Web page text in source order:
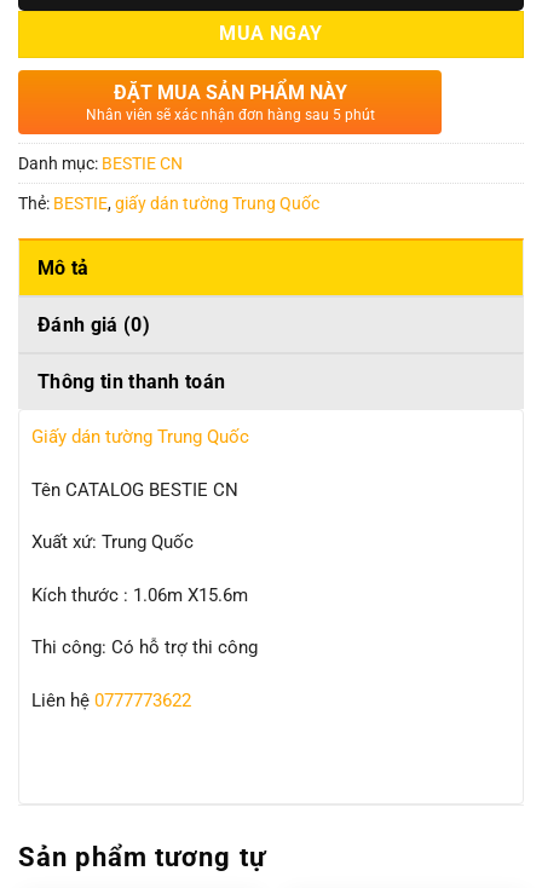
MUA NGAY
ĐẶT MUA SẢN PHẨM NÀY
Nhân viên sẽ xác nhận đơn hàng sau 5 phút
Danh mục: BESTIE CN
Thẻ: BESTIE,giấy dán tường Trung Quốc
Mô tả
Đánh giá (0)
Thông tin thanh toán
Giấy dán tường Trung Quốc
Tên CATALOG BESTIE CN
Xuất xứ: Trung Quốc
Kích thước : 1.06m X15.6m
Thi công: Có hỗ trợ thi công
Liên hệ 0777773622
Sản phẩm tương tự